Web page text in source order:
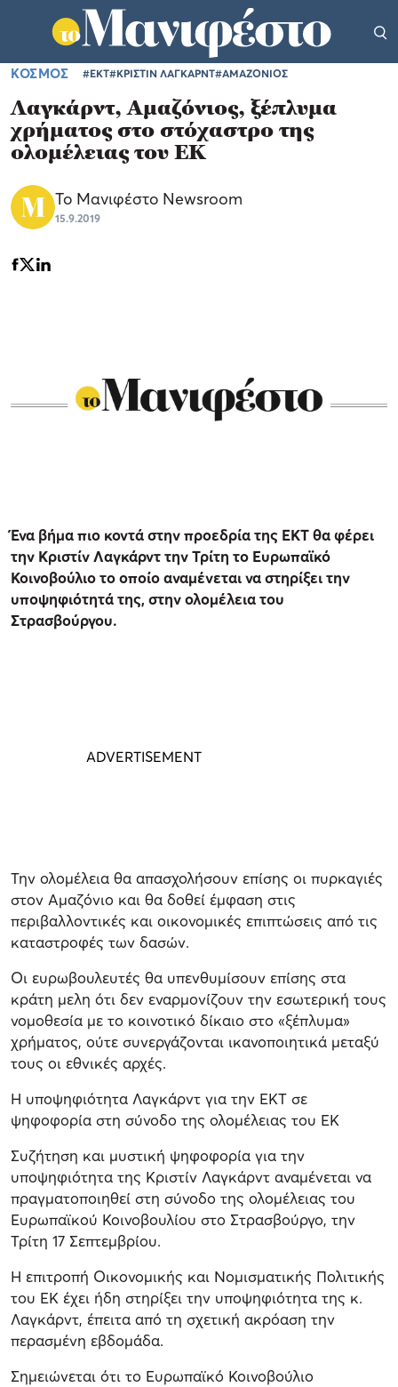
ΚΟΣΜΟΣ #ΕΚΤ#ΚΡΙΣΤΙΝ ΛΑΓΚΑΡΝΤ#ΑΜΑΖΟΝΙΟΣ
Λαγκάρντ, Αμαζόνιος, ξέπλυμα
χρήματος στο στόχαστρο της
ολομέλειας του ΕΚ
Το Μανιφέστο Newsroom
15.9.2019
Ένα βήμα πιο κοντά στην προεδρία της ΕΚΤ θα φέρει
την Κριστίν Λαγκάρντ την Τρίτη το Ευρωπαϊκό
Κοινοβούλιο το οποίο αναμένεται να στηρίξει την
υποψηφιότητά της, στην ολομέλεια του
Στρασβούργου.
Την ολομέλεια θα απασχολήσουν επίσης οι πυρκαγιές
στον Αμαζόνιο και θα δοθεί έμφαση στις
περιβαλλοντικές και οικονομικές επιπτώσεις από τις
καταστροφές των δασών.
Οι ευρωβουλευτές θα υπενθυμίσουν επίσης στα
κράτη μελη ότι δεν εναρμονίζουν την εσωτερική τους
νομοθεσία με το κοινοτικό δίκαιο στο «ξέπλυμα»
χρήματος, ούτε συνεργάζονται ικανοποιητικά μεταξύ
τους οι εθνικές αρχές.
Η υποψηφιότητα Λαγκάρντ για την ΕΚΤ σε
ψηφοφορία στη σύνοδο της ολομέλειας του ΕΚ
Συζήτηση και μυστική ψηφοφορία για την
υποψηφιότητα της Κριστίν Λαγκάρντ αναμένεται να
πραγματοποιηθεί στη σύνοδο της ολομέλειας του
Ευρωπαϊκού Κοινοβουλίου στο Στρασβούργο, την
Τρίτη 17 Σεπτεμβρίου.
Η επιτροπή Οικονομικής και Νομισματικής Πολιτικής
του ΕΚ έχει ήδη στηρίξει την υποψηφιότητα της κ.
Λαγκάρντ, έπειτα από τη σχετική ακρόαση την
περασμένη εβδομάδα.
Σημειώνεται ότι το Ευρωπαϊκό Κοινοβούλιο